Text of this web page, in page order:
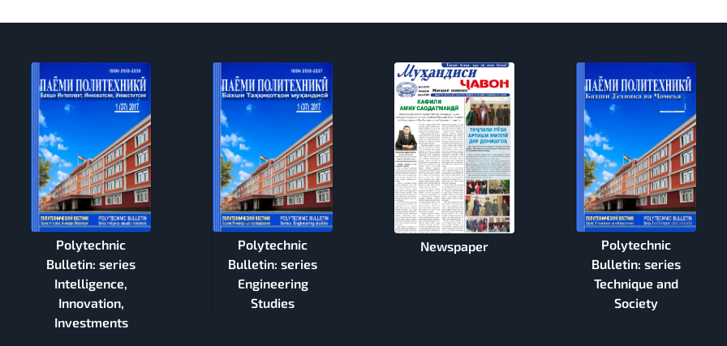
Polytechnic
Bulletin: series
Intelligence,
Innovation,
Investments
Polytechnic
Bulletin: series
Engineering
Studies
Newspaper
Polytechnic
Bulletin: series
Technique and
Society